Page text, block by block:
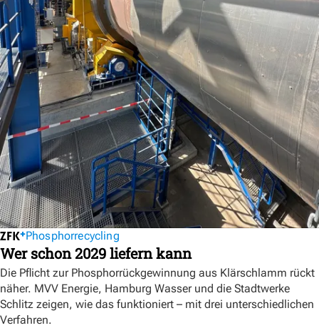
Phosphorrecycling
Wer schon 2029 liefern kann
Die Pflicht zur Phosphorrückgewinnung aus Klärschlamm rückt
näher. MVV Energie, Hamburg Wasser und die Stadtwerke
Schlitz zeigen, wie das funktioniert – mit drei unterschiedlichen
Verfahren.